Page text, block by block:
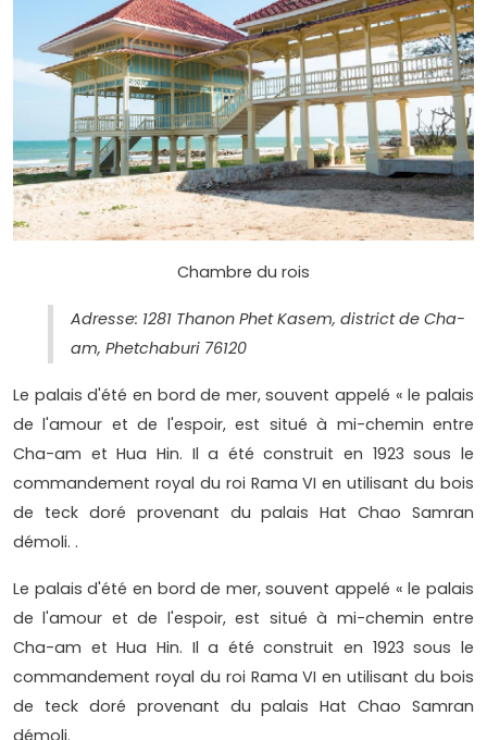
Chambre du rois
Adresse: 1281 Thanon Phet Kasem, district de Cha-
am, Phetchaburi 76120
Le palais d'été en bord de mer, souvent appelé « le palais
de l'amour et de l'espoir, est situé à mi-chemin entre
Cha-am et Hua Hin. Il a été construit en 1923 sous le
commandement royal du roi Rama VI en utilisant du bois
de teck doré provenant du palais Hat Chao Samran
démoli. .
Le palais d'été en bord de mer, souvent appelé « le palais
de l'amour et de l'espoir, est situé à mi-chemin entre
Cha-am et Hua Hin. Il a été construit en 1923 sous le
commandement royal du roi Rama VI en utilisant du bois
de teck doré provenant du palais Hat Chao Samran
démoli.